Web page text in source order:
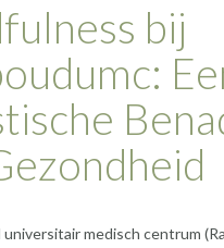
bij
medisch centrum